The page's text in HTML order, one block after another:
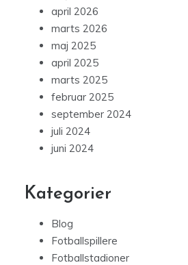
april 2026
marts 2026
maj 2025
april 2025
marts 2025
februar 2025
september 2024
juli 2024
juni 2024
Kategorier
Blog
Fotballspillere
Fotballstadioner